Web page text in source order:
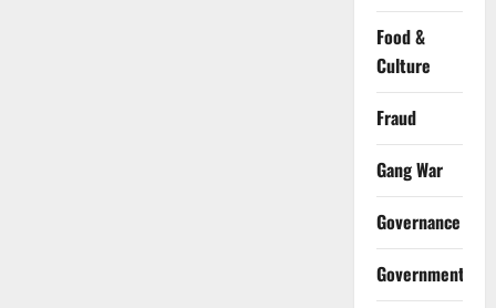
Food &
Culture
Fraud
Gang War
Governance
Government